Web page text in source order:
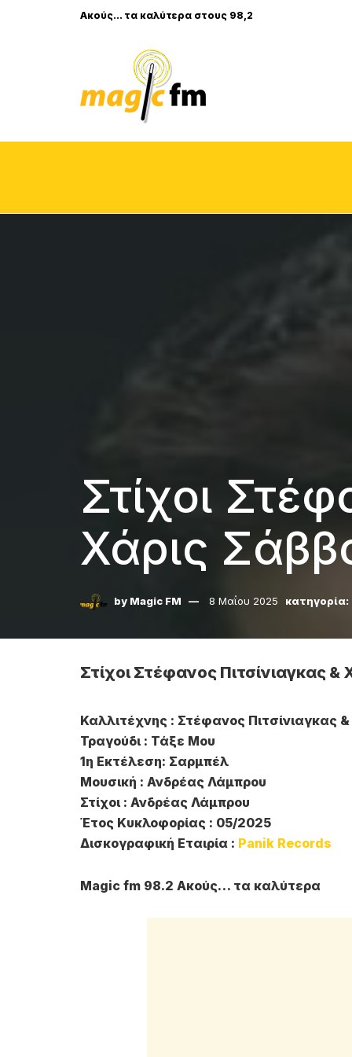
Ακούς... τα καλύτερα στους 98,2
Στίχοι
Χάρις
by Magic FM 8 Μαΐου 2025 κατηγορία:
Στίχοι Στέφανος Πιτσίνιαγκας
Καλλιτέχνης : Στέφανος Πιτσίνιαγκας
Τραγούδι : Τάξε Μου
1η Εκτέλεση: Σαρμπέλ
Μουσική : Ανδρέας Λάμπρου
Στίχοι : Ανδρέας Λάμπρου
Έτος Κυκλοφορίας : 05/2025
Δισκογραφική Εταιρία : Panik Records
Magic fm 98.2 Ακούς… τα καλύτερα